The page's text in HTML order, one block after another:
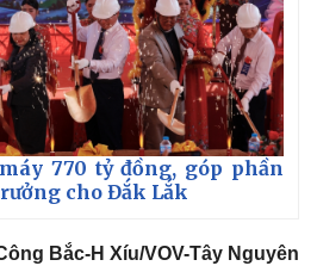
770 tỷ đồng, góp phần
cho Đắk Lắk
Bắc-H Xíu/VOV-Tây Nguyên